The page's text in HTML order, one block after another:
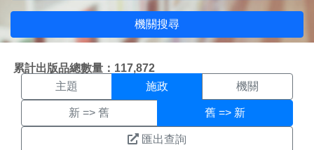
機關搜尋
累計出版品總數量：117,872
施政搜尋結果頁面
主題 施政 機關
新 => 舊 舊 => 新
匯出查詢